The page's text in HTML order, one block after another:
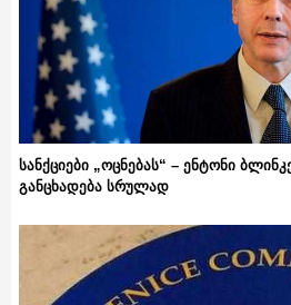
სანქციები „ოცნებას“ – ენტონი
განცხადება სრულად